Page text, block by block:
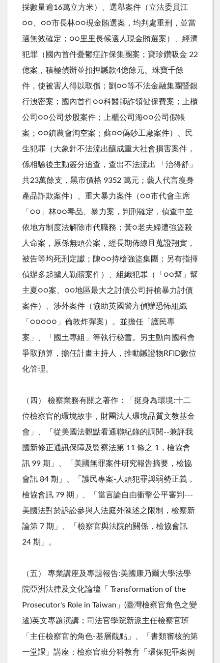
採數量逾16萬立方米）、選舉案件（立法委員江
○○、○○市長林○○現金賄選案，均判處重刑，並當
選無效確定；○○里里長候選人現金賄選案）、經濟
犯罪（國內首件憂鬱症詐保集團案；寶珍鑽吸金 22
億案，積極偵辦並扣押贓款4億餘元、珠寶千餘
件，使被害人得以取償；劉○○等不法金融集團暨銀
行洩密案；國內首件○○科醫師詐領健保費案；上櫃
公司○○公司炒股案件；上櫃公司海○○公司假帳
案；○○鎮農會淘空案；蘇○○偽鈔工廠案件）、民
生犯罪（大象針不法流出釀成重大社會損害案件，
係相驗後主動簽分追查，查出不法流出 「治得舒」
共23萬餘支，黑市價格 9352 萬元；藝人代言瘦身
產品詐欺案件）、重大暴力案件（○○市代會主席
「○○」林○○毒品、暴力案，判刑確定，偵查中並
依地方制度法解除市代職務；黃○老夫婦遭強盜殺
人命案，原係無頭公案，經長期佈線且蒐證翔實，
被告等均死刑定讞；陳○○持槍強盜集團；另有指揮
偵辦多起擄人勒贖案件）、組織犯罪（「○○幫」幫
主夏○○案、○○地區最大之討債公司持槍暴力討債
案件）、涉外案件（協助英國警方偵辦恐怖組織
「○○○○○」倫敦炸彈案）。並擔任「護民專
案」、「國土專組」等執行秘書。另主動向國科會
爭取預算，擔任計畫主持人，推動贓證物RFID數位
化管理。
（四） 檢察業務有關之著作：「挺身為環境:十二
位檢察官的環境故事，財團法人環境品質文教基金
會」、「從美國法觀點看通聯紀錄的調閱--兼評我
國新修正通訊保障及監察法第 11 條之 1，檢協會
訊 99 期」、「美國無罪案件研究報告摘要，檢協
會訊 84 期」、「護民專案-人頭犯罪與弱勢正義，
檢協會訊 79 期」、「當言論自由衝擊公平審判---
美國法對於訴訟參與人法庭外陳述之限制，檢察新
論第 7 期」、「檢察官與法院的關係，檢協會訊
24 期」。
（五） 專業講座及專題報告:美國康乃爾大學法學
院亞洲法律及文化論壇「 Transformation of the
Prosecutor's Role in Taiwan」(臺灣檢察官角色之變
遷)英文專題演講；司法官學院新派主任檢察官班
「主任檢察官的角色-基層觀點」、「書類審核的第
一堂課」講座；檢察官班分科教育「環保犯罪案例